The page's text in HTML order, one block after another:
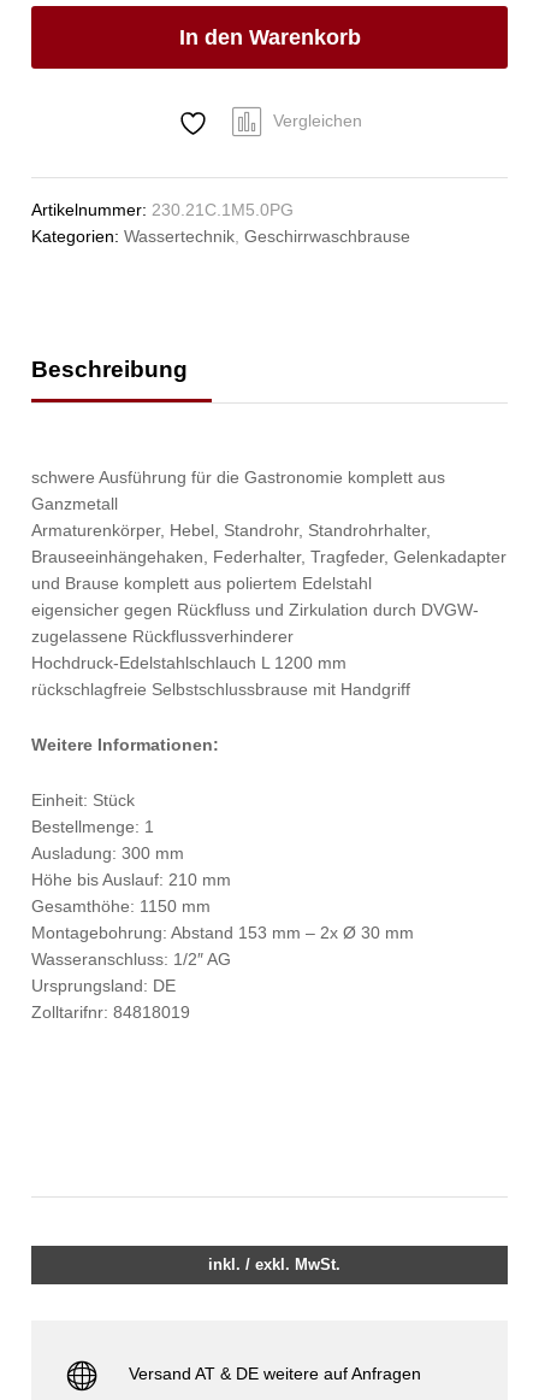
Anzahl
In den Warenkorb
Vergleichen
Artikelnummer:230.21C.1M5.0PG
Kategorien:Wassertechnik,Geschirrwaschbrause
Beschreibung
schwere Ausführung für die Gastronomie komplett aus
Ganzmetall
Armaturenkörper, Hebel, Standrohr, Standrohrhalter,
Brauseeinhängehaken, Federhalter, Tragfeder, Gelenkadapter
und Brause komplett aus poliertem Edelstahl
eigensicher gegen Rückfluss und Zirkulation durch DVGW-
zugelassene Rückflussverhinderer
Hochdruck-Edelstahlschlauch L 1200 mm
rückschlagfreie Selbstschlussbrause mit Handgriff
Weitere Informationen:
Einheit: Stück
Bestellmenge: 1
Ausladung: 300 mm
Höhe bis Auslauf: 210 mm
Gesamthöhe: 1150 mm
Montagebohrung: Abstand 153 mm – 2x Ø 30 mm
Wasseranschluss: 1/2″ AG
Ursprungsland: DE
Zolltarifnr: 84818019
inkl. / exkl. MwSt.
Versand AT & DE weitere auf Anfragen